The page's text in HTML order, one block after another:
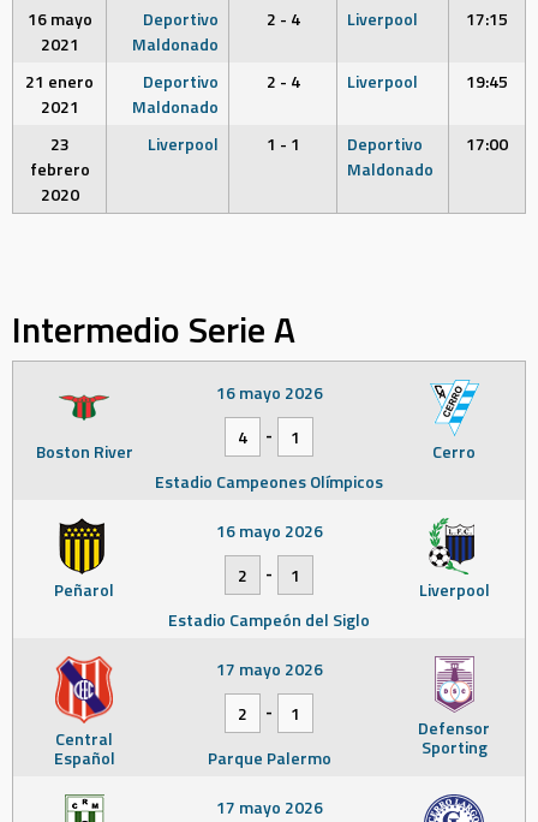
16 mayo
2021
Deportivo
Maldonado
2 - 4 Liverpool 17:15
21 enero
2021
Deportivo
Maldonado
2 - 4 Liverpool 19:45
23
febrero
2020
Liverpool 1 - 1
Deportivo
Maldonado
17:00
Intermedio Serie A
Boston River Cerro
16 mayo 2026
4
-
1
Estadio Campeones Olímpicos
Peñarol Liverpool
16 mayo 2026
2
-
1
Estadio Campeón del Siglo
Central
Español
Defensor
Sporting
17 mayo 2026
2
-
1
Parque Palermo
17 mayo 2026